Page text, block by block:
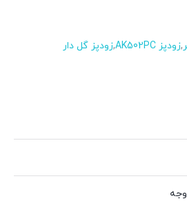
,زودپز AK502PC ,زودپز گل دار